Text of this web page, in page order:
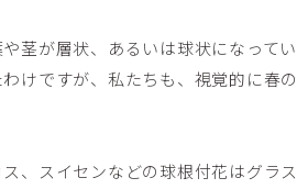
茎が層状、あるいは球状になってい
けですが、私たちも、視覚的に春の
、スイセンなどの球根付花はグラス